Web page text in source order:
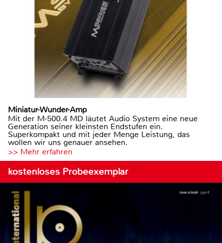
Miniatur-Wunder-Amp
Mit der M-500.4 MD läutet Audio System eine neue
Generation seiner kleinsten Endstufen ein.
Superkompakt und mit jeder Menge Leistung, das
wollen wir uns genauer ansehen.
>> Mehr erfahren
kostenloses Probeexemplar